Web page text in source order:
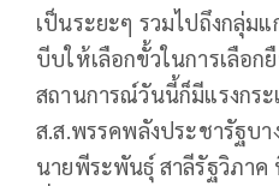
เป็นระยะๆ รวมไปถึงกลุ่ม
บีบให้เลือกขั้วในการเลือก
สถานการณ์วันนี้ก็มีแรงกระ
ส.ส.พรรคพลังประชารัฐบ
นายพีระพันธุ์ สาลีรัฐวิภาค